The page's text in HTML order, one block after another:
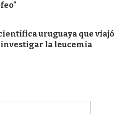
uruguaya que viajó
investigar la leucemia